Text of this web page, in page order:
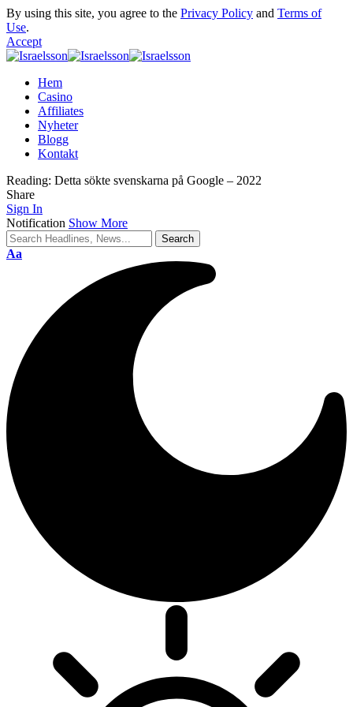
By using this site, you agree to the Privacy Policy and Terms of
Use.
Accept
Hem
Casino
Affiliates
Nyheter
Blogg
Kontakt
Reading: Detta sökte svenskarna på Google – 2022
Share
Sign In
Notification Show More
Aa